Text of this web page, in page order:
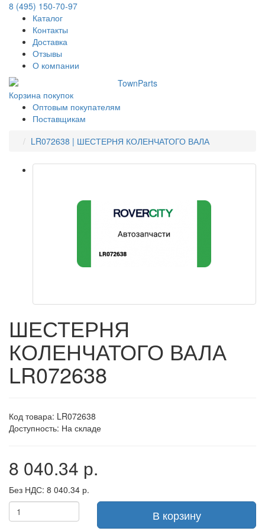
8 (495) 150-70-97
Каталог
Контакты
Доставка
Отзывы
О компании
Корзина покупок
Оптовым покупателям
Поставщикам
LR072638 | ШЕСТЕРНЯ КОЛЕНЧАТОГО ВАЛА
ШЕСТЕРНЯ
КОЛЕНЧАТОГО ВАЛА
LR072638
Код товара: LR072638
Доступность: На складе
8 040.34 р.
Без НДС: 8 040.34 р.
В корзину